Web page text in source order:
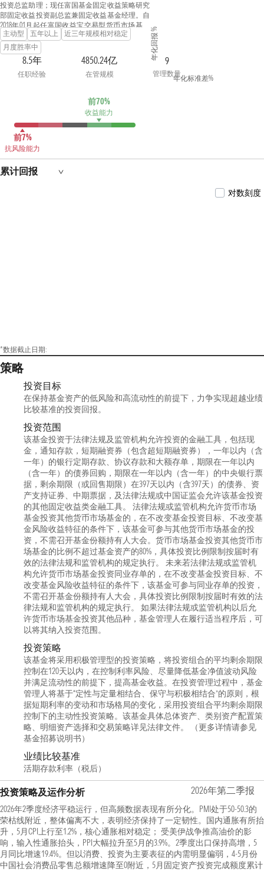
投资总监助理；现任富国基金固定收益策略研究
部固定收益投资副总监兼固定收益基金经理。自
2018年01月起任富国收益宝交易型货币市场基金
基金经理；自2018年01月起任富国天时货币市场
基金基金经理；自2018年06月起任富国富钱包货
币市场基金基金经理；自2018年08月起任富国安
益货币市场基金(原富国收益宝货币市场基金)基
金经理；自2019年01月起任富国短债债券型证券
企业债债券型证券投资基金基金经理；自2021年
11月起任富国安利90天滚动持有债券型证券投资
基金基金经理；自2021年12月起任富国中证同业
存单AAA指数7天持有期证券投资基金基金经理；
具有基金从业资格。
主动型 五年以上
近三年规模相对稳定
月度胜率中
8.5年
任职经验
4850.24亿
在管规模
9
管理数量
前70%
收益能力
前7%
抗风险能力
年化回报 %
年化标准差%
累计回报
对数刻度
*数据截止日期:
策略
投资目标
在保持基金资产的低风险和高流动性的前提下，力争实现超越业绩
比较基准的投资回报。
投资范围
该基金投资于法律法规及监管机构允许投资的金融工具，包括现
金，通知存款，短期融资券（包含超短期融资券），一年以内（含
一年）的银行定期存款、协议存款和大额存单，期限在一年以内
（含一年）的债券回购，期限在一年以内（含一年）的中央银行票
据，剩余期限（或回售期限）在397天以内（含397天）的债券、资
产支持证券、中期票据，及法律法规或中国证监会允许该基金投资
的其他固定收益类金融工具。 法律法规或监管机构允许货币市场
基金投资其他货币市场基金的，在不改变基金投资目标、不改变基
金风险收益特征的条件下，该基金可参与其他货币市场基金的投
资，不需召开基金份额持有人大会。货币市场基金投资其他货币市
场基金的比例不超过基金资产的80%，具体投资比例限制按届时有
效的法律法规和监管机构的规定执行。 未来若法律法规或监管机
构允许货币市场基金投资同业存单的，在不改变基金投资目标、不
改变基金风险收益特征的条件下，该基金可参与同业存单的投资，
不需召开基金份额持有人大会，具体投资比例限制按届时有效的法
律法规和监管机构的规定执行。 如果法律法规或监管机构以后允
许货币市场基金投资其他品种，基金管理人在履行适当程序后，可
以将其纳入投资范围。
投资策略
该基金将采用积极管理型的投资策略，将投资组合的平均剩余期限
控制在120天以内，在控制利率风险、尽量降低基金净值波动风险
并满足流动性的前提下，提高基金收益。在投资管理过程中，基金
管理人将基于“定性与定量相结合、保守与积极相结合”的原则，根
据短期利率的变动和市场格局的变化，采用投资组合平均剩余期限
控制下的主动性投资策略。该基金具体总体资产、类别资产配置策
略、明细资产选择和交易策略详见法律文件。 （更多详情请参见
基金招募说明书）
业绩比较基准
活期存款利率（税后）
投资策略及运作分析 2026年第二季报
2026年2季度经济平稳运行，但高频数据表现有所分化。PMI处于50-50.3的
荣枯线附近，整体偏离不大，表明经济保持了一定韧性。国内通胀有所抬
升，5月CPI上行至1.2%，核心通胀相对稳定； 受美伊战争推高油价的影
响，输入性通胀抬头，PPI大幅拉升至5月的3.9%。2季度出口保持高增，5
月同比增速19.4%。但以消费、投资为主要表征的内需明显偏弱，4-5月份
中国社会消费品零售总额增速降至0附近，5月固定资产投资完成额度累计